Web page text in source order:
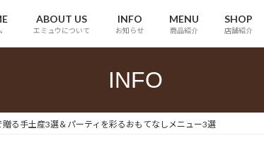
ABOUT US
エミュウについて
INFO
お知らせ
MENU
商品紹介
SHOP
店舗紹介
INFO
贈る手土産3選＆パーティを彩るおもてなしメニュー3選